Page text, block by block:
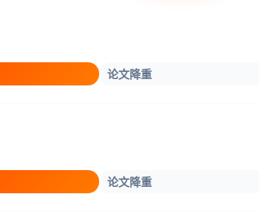
论文降重
论文降重